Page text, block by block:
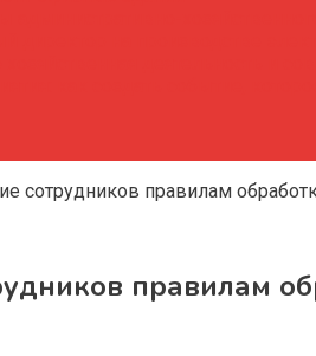
сотрудников правилам
правилам